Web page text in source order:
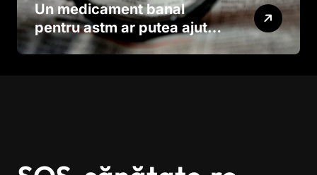
Un medicament banal
pentru astm ar putea ajuta
în lupta împotriva